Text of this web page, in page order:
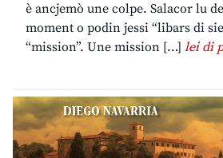
è ancjemò une colpe. Salacor lu
moment o podin jessi “libars di
“mission”. Une mission […] lei di